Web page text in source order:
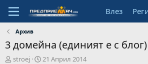
Влез
Архив
3 домейна (единият е с блог)
А
stroej
Н
21 Април 2014